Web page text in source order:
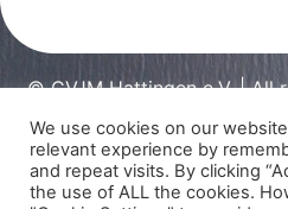
© CVJM Hattingen e.V. | All
powered by
We use cookies on our
relevant experience by
and repeat visits. By clicking
the use of ALL the cookies.